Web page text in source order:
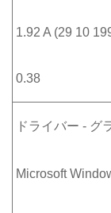
1.92 A (29 10
0.38
ドライバー - グ
Microsoft